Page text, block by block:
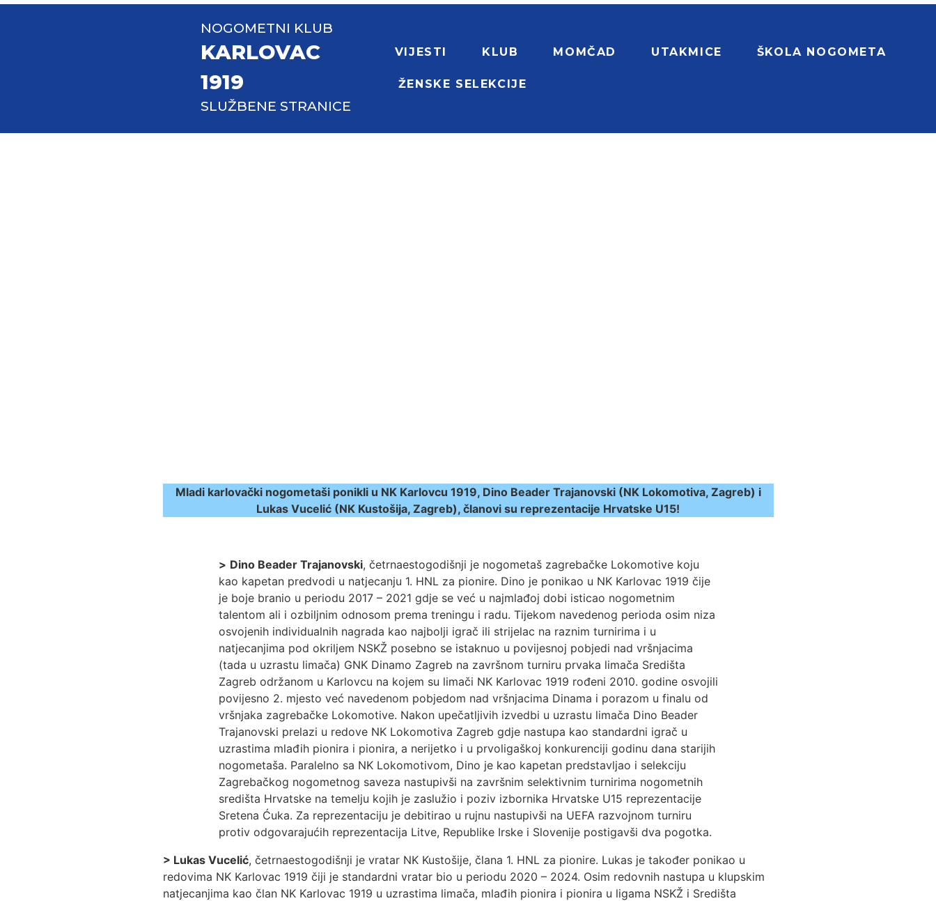
NOGOMETNI KLUB
KARLOVAC
1919
SLUŽBENE STRANICE
VIJESTI KLUB MOMČAD UTAKMICE ŠKOLA NOGOMETA
ŽENSKE SELEKCIJE
Mladi karlovački nogometaši ponikli u NK Karlovcu 1919, Dino Beader Trajanovski (NK Lokomotiva, Zagreb) i
Lukas Vucelić (NK Kustošija, Zagreb), članovi su reprezentacije Hrvatske U15!
> Dino Beader Trajanovski, četrnaestogodišnji je nogometaš zagrebačke Lokomotive koju
kao kapetan predvodi u natjecanju 1. HNL za pionire. Dino je ponikao u NK Karlovac 1919 čije
je boje branio u periodu 2017 – 2021 gdje se već u najmlađoj dobi isticao nogometnim
talentom ali i ozbiljnim odnosom prema treningu i radu. Tijekom navedenog perioda osim niza
osvojenih individualnih nagrada kao najbolji igrač ili strijelac na raznim turnirima i u
natjecanjima pod okriljem NSKŽ posebno se istaknuo u povijesnoj pobjedi nad vršnjacima
(tada u uzrastu limača) GNK Dinamo Zagreb na završnom turniru prvaka limača Središta
Zagreb održanom u Karlovcu na kojem su limači NK Karlovac 1919 rođeni 2010. godine osvojili
povijesno 2. mjesto već navedenom pobjedom nad vršnjacima Dinama i porazom u finalu od
vršnjaka zagrebačke Lokomotive. Nakon upečatljivih izvedbi u uzrastu limača Dino Beader
Trajanovski prelazi u redove NK Lokomotiva Zagreb gdje nastupa kao standardni igrač u
uzrastima mlađih pionira i pionira, a nerijetko i u prvoligaškoj konkurenciji godinu dana starijih
nogometaša. Paralelno sa NK Lokomotivom, Dino je kao kapetan predstavljao i selekciju
Zagrebačkog nogometnog saveza nastupivši na završnim selektivnim turnirima nogometnih
središta Hrvatske na temelju kojih je zaslužio i poziv izbornika Hrvatske U15 reprezentacije
Sretena Ćuka. Za reprezentaciju je debitirao u rujnu nastupivši na UEFA razvojnom turniru
protiv odgovarajućih reprezentacija Litve, Republike Irske i Slovenije postigavši dva pogotka.
> Lukas Vucelić, četrnaestogodišnji je vratar NK Kustošije, člana 1. HNL za pionire. Lukas je također ponikao u
redovima NK Karlovac 1919 čiji je standardni vratar bio u periodu 2020 – 2024. Osim redovnih nastupa u klupskim
natjecanjima kao član NK Karlovac 1919 u uzrastima limača, mlađih pionira i pionira u ligama NSKŽ i Središta